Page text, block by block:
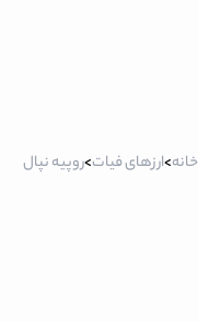
خانه>ارزهای فیات>روپیه نپال